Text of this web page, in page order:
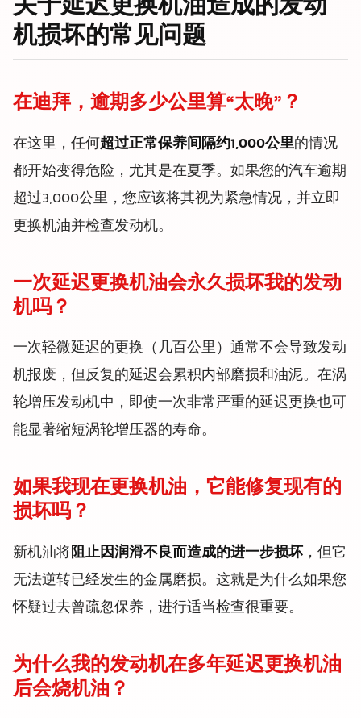
关于延迟更换机油造成的发动
机损坏的常见问题
在迪拜，逾期多少公里算“太晚”？
在这里，任何超过正常保养间隔约1,000公里的情况
都开始变得危险，尤其是在夏季。如果您的汽车逾期
超过3,000公里，您应该将其视为紧急情况，并立即
更换机油并检查发动机。
一次延迟更换机油会永久损坏我的发动
机吗？
一次轻微延迟的更换（几百公里）通常不会导致发动
机报废，但反复的延迟会累积内部磨损和油泥。在涡
轮增压发动机中，即使一次非常严重的延迟更换也可
能显著缩短涡轮增压器的寿命。
如果我现在更换机油，它能修复现有的
损坏吗？
新机油将阻止因润滑不良而造成的进一步损坏，但它
无法逆转已经发生的金属磨损。这就是为什么如果您
怀疑过去曾疏忽保养，进行适当检查很重要。
为什么我的发动机在多年延迟更换机油
后会烧机油？